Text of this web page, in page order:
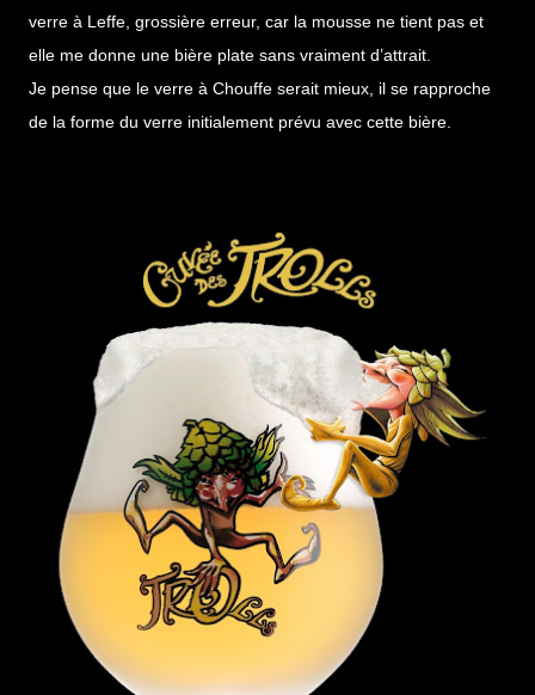
verre à Leffe, grossière erreur, car la mousse ne tient pas et
elle me donne une bière plate sans vraiment d’attrait.
Je pense que le verre à Chouffe serait mieux, il se rapproche
de la forme du verre initialement prévu avec cette bière.